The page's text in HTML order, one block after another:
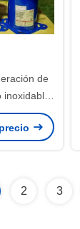
de
4VI para
3/50HZ
2 3